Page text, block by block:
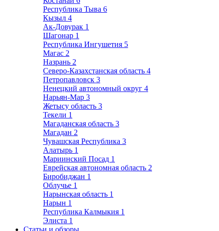
Республика Тыва 6
Кызыл 4
Ак-Довурак 1
Шагонар 1
Республика Ингушетия 5
Магас 2
Назрань 2
Северо-Казахстанская область 4
Петропавловск 3
Ненецкий автономный округ 4
Нарьян-Мар 3
Жетысу область 3
Текели 1
Магаданская область 3
Магадан 2
Чувашская Республика 3
Алатырь 1
Мариинский Посад 1
Еврейская автономная область 2
Биробиджан 1
Облучье 1
Нарынская область 1
Нарын 1
Республика Калмыкия 1
Элиста 1
Статьи и обзоры